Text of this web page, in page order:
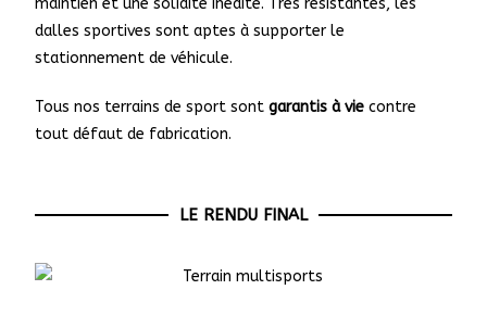
dalles sportives sont aptes à supporter le
stationnement de véhicule.
Tous nos terrains de sport sontgarantis à vie contre
tout défaut de fabrication.
LE RENDU FINAL